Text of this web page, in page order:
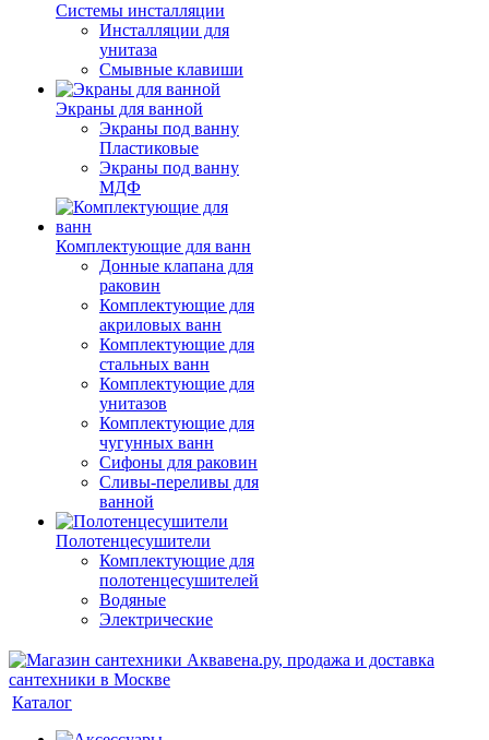
Системы инсталляции
Инсталляции для
унитаза
Смывные клавиши
Экраны для ванной
Экраны под ванну
Пластиковые
Экраны под ванну
МДФ
Комплектующие для ванн
Донные клапана для
раковин
Комплектующие для
акриловых ванн
Комплектующие для
стальных ванн
Комплектующие для
унитазов
Комплектующие для
чугунных ванн
Сифоны для раковин
Сливы-переливы для
ванной
Полотенцесушители
Комплектующие для
полотенцесушителей
Водяные
Электрические
Каталог